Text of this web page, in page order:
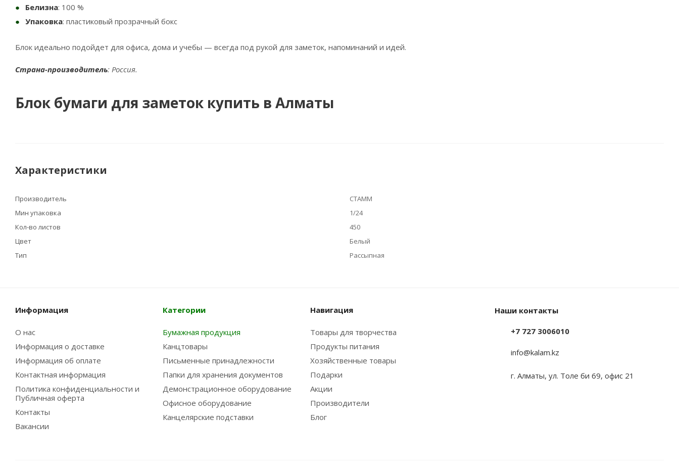
Белизна: 100 %
Упаковка: пластиковый прозрачный бокс
Блок идеально подойдет для офиса, дома и учебы — всегда под рукой для заметок, напоминаний и идей.
Страна-производитель: Россия.
Блок бумаги для заметок купить в Алматы
Характеристики
Производитель
СТАММ
Мин упаковка
1/24
Кол-во листов
450
Цвет
Белый
Тип
Рассыпная
Информация
О нас
Информация о доставке
Информация об оплате
Контактная информация
Политика конфиденциальности и
Публичная оферта
Контакты
Вакансии
Категории
Бумажная продукция
Канцтовары
Письменные принадлежности
Папки для хранения документов
Демонстрационное оборудование
Офисное оборудование
Канцелярские подставки
Навигация
Товары для творчества
Продукты питания
Хозяйственные товары
Подарки
Акции
Производители
Блог
Наши контакты
+7 727 3006010
info@kalam.kz
г. Алматы, ул. Толе би 69, офис 21